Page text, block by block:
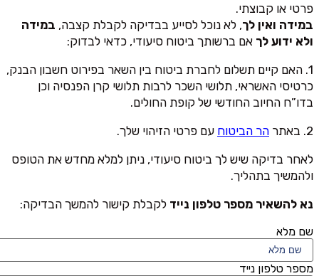
פרטי או קבוצתי.
במידה ואין לך, לא נוכל לסייע בבדיקה לקבלת קצבה, במידה
ולא ידוע לך אם ברשותך ביטוח סיעודי, כדאי לבדוק:
1. האם קיים תשלום לחברת ביטוח בין השאר בפירוט חשבון הבנק,
כרטיסי האשראי, תלושי השכר לרבות תלושי קרן הפנסיה וכן
בדו”ח החיוב החודשי של קופת החולים.
2. באתר
הר הביטוח עם פרטי הזיהוי שלך.
לאחר בדיקה שיש לך ביטוח סיעודי, ניתן למלא מחדש את הטופס
ולהמשיך בתהליך.
נא להשאיר מספר טלפון נייד לקבלת קישור להמשך הבדיקה:
שם מלא
מספר טלפון נייד